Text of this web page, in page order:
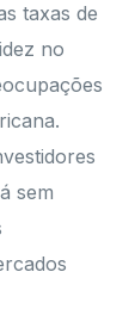
taxas de
no
sem